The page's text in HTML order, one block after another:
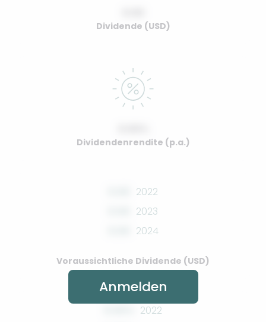
Dividende (USD)
Dividendenrendite (p.a.)
2022
2023
2024
Voraussichtliche Dividende (USD)
2022
Anmelden